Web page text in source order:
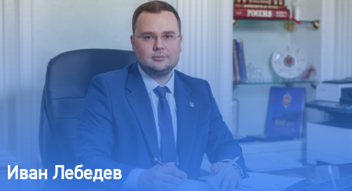
Иван Лебедев